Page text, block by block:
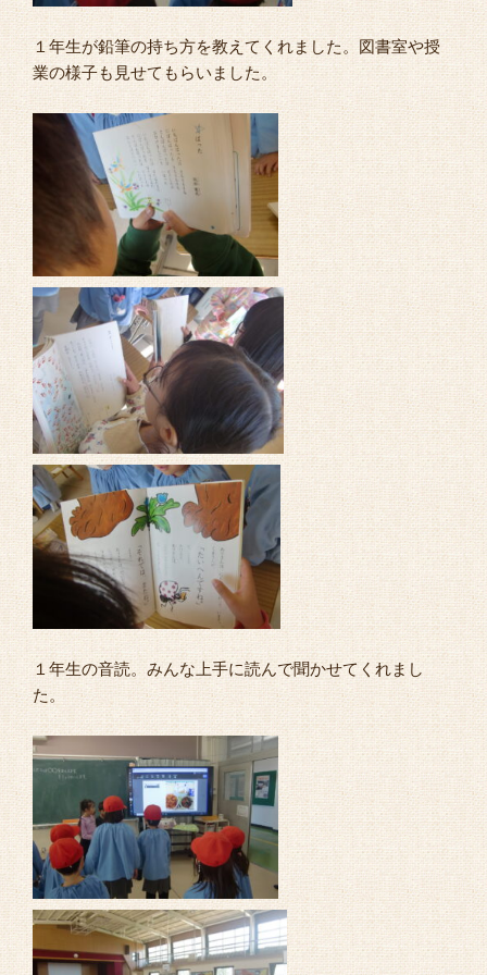
１年生が鉛筆の持ち方を教えてくれました。図書室や授
業の様子も見せてもらいました。
１年生の音読。みんな上手に読んで聞かせてくれまし
た。